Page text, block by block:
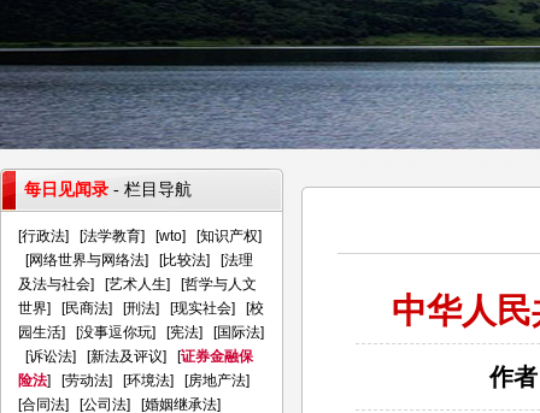
中华人
作
每日见闻录 - 栏目导航
[行政法] [法学教育] [wto] [知识产权]
[网络世界与网络法] [比较法] [法理
及法与社会] [艺术人生] [哲学与人文
世界] [民商法] [刑法] [现实社会] [校
园生活] [没事逗你玩] [宪法] [国际法]
[诉讼法] [新法及评议] [证券金融保
险法] [劳动法] [环境法] [房地产法]
[合同法] [公司法] [婚姻继承法]